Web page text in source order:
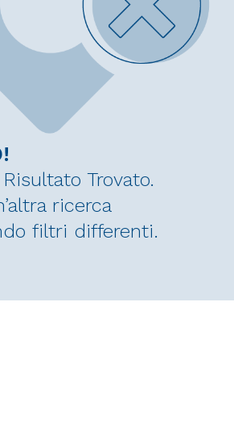
Trovato.
ricerca
filtri differenti.